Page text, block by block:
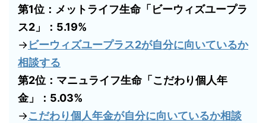
第1位：メットライフ生命「ビーウィズユープラ
ス2」：5.19%
→ビーウィズユープラス2が自分に向いているか
相談する
第2位：マニュライフ生命「こだわり個人年
金」：5.03%
→こだわり個人年金が自分に向いているか相談